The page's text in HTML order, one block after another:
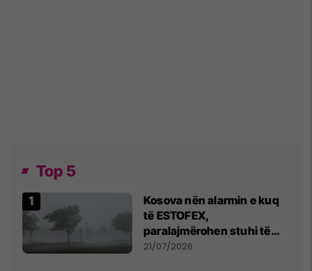
Top 5
Kosova nën alarmin e kuq
të ESTOFEX,
paralajmërohen stuhi të
fuqishme me breshër dhe
21/07/2026